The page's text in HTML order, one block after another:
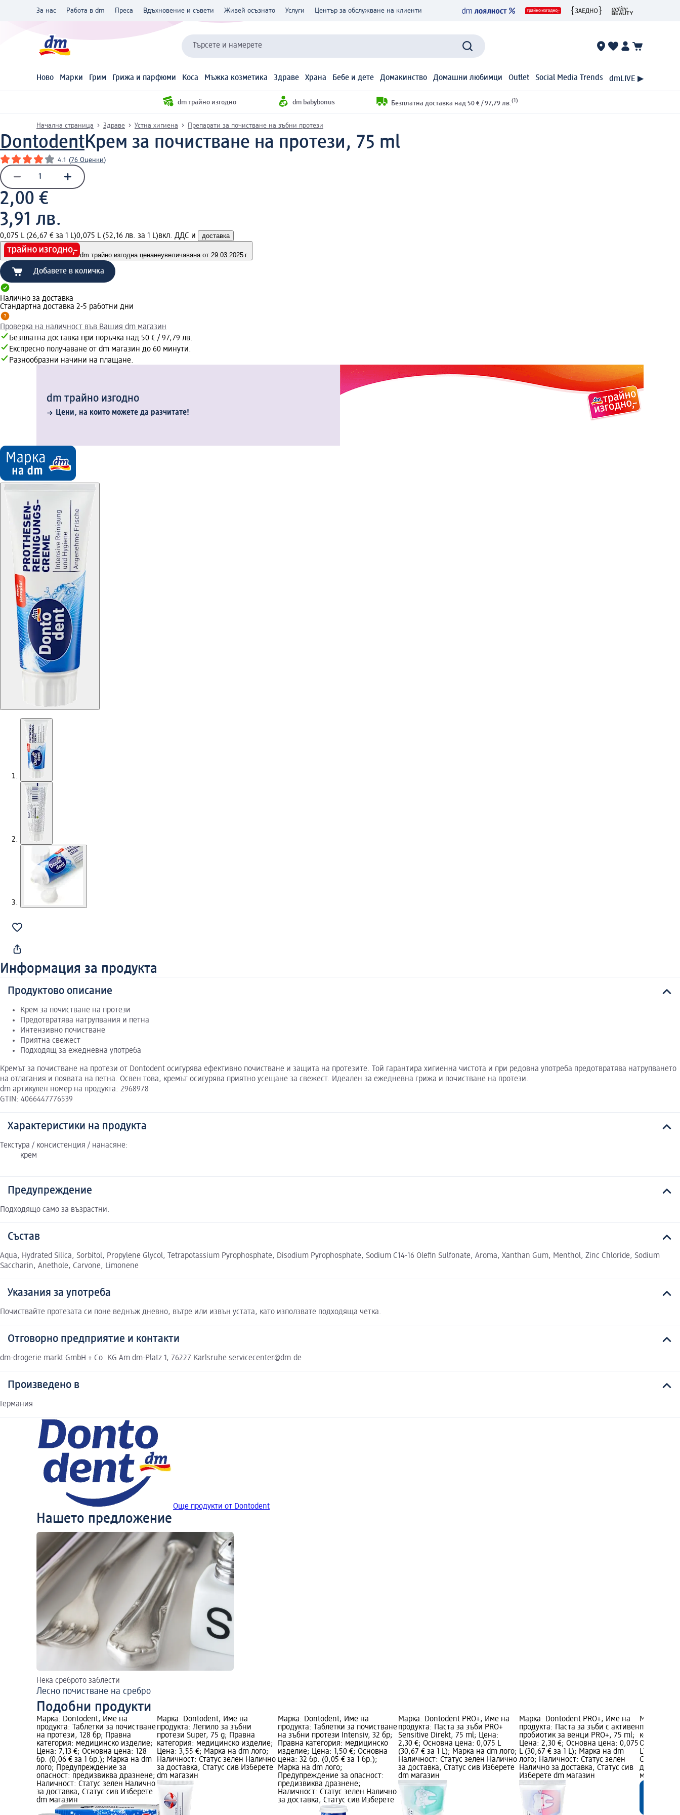
За нас Работа в dm Преса Вдъхновение и съвети Живей осъзнато Услуги Център за обслужване на клиенти
Търсете и намерете
Ново Марки Грим Грижа и парфюми Коса Мъжка козметика Здраве Храна Бебе и дете Домакинство Домашни любимци Outlet Social Media Trends dmLIVE ▶
dm трайно изгодно dm babybonus Безплатна доставка над 50 € / 97,79 лв. (1)
Начална страница Здраве Устна хигиена Препарати за почистване на зъбни протези
DontodentКрем за почистване на протези, 75 ml
4.1 (76 Оценки)
2,00 €
3,91 лв.
0,075 L (26,67 € за 1 L)0,075 L (52,16 лв. за 1 L)вкл. ДДС и доставка
dm трайно изгодна ценанеувеличавана от 29.03.2025 г.
Добавете в количка
Налично за доставка
Стандартна доставка 2-5 работни дни
Проверка на наличност във Вашия dm магазин
Безплатна доставка при поръчка над 50 € / 97,79 лв.
Експресно получаване от dm магазин до 60 минути.
Разнообразни начини на плащане.
dm трайно изгодно
Цени, на които можете да разчитате!
Информация за продукта
Продуктово описание
Крем за почистване на протези
Предотвратява натрупвания и петна
Интензивно почистване
Приятна свежест
Подходящ за ежедневна употреба
Кремът за почистване на протези от Dontodent осигурява ефективно почистване и защита на протезите. Той гарантира хигиенна чистота и при редовна употреба предотвратява натрупването
на отлагания и появата на петна. Освен това, кремът осигурява приятно усещане за свежест. Идеален за ежедневна грижа и почистване на протези.
dm артикулен номер на продукта: 2968978
GTIN: 4066447776539
Характеристики на продукта
Текстура / консистенция / нанасяне:
крем
Предупреждение
Подходящо само за възрастни.
Състав
Aqua, Hydrated Silica, Sorbitol, Propylene Glycol, Tetrapotassium Pyrophosphate, Disodium Pyrophosphate, Sodium C14-16 Olefin Sulfonate, Aroma, Xanthan Gum, Menthol, Zinc Chloride, Sodium
Saccharin, Anethole, Carvone, Limonene
Указания за употреба
Почиствайте протезата си поне веднъж дневно, вътре или извън устата, като използвате подходяща четка.
Отговорно предприятие и контакти
dm-drogerie markt GmbH + Co. KG Am dm-Platz 1, 76227 Karlsruhe servicecenter@dm.de
Произведено в
Германия
Още продукти от Dontodent
Нашето предложение
Нека среброто заблести
Лесно почистване на сребро
Подобни продукти
Марка: Dontodent; Име на
продукта: Таблетки за почистване
на протези, 128 бр; Правна
категория: медицинско изделие;
Цена: 7,13 €; Основна цена: 128
бр. (0,06 € за 1 бр.); Марка на dm
лого; Предупреждение за
опасност: предизвиква дразнене;
Наличност: Статус зелен Налично
за доставка, Статус сив Изберете
dm магазин
Марка: Dontodent; Име на
продукта: Лепило за зъбни
протези Super, 75 g; Правна
категория: медицинско изделие;
Цена: 3,55 €; Марка на dm лого;
Наличност: Статус зелен Налично
за доставка, Статус сив Изберете
dm магазин
Марка: Dontodent; Име на
продукта: Таблетки за почистване
на зъбни протези Intensiv, 32 бр;
Правна категория: медицинско
изделие; Цена: 1,50 €; Основна
цена: 32 бр. (0,05 € за 1 бр.);
Марка на dm лого;
Предупреждение за опасност:
предизвиква дразнене;
Наличност: Статус зелен Налично
за доставка, Статус сив Изберете
Марка: Dontodent PRO+; Име на
продукта: Паста за зъби PRO+
Sensitive Direkt, 75 ml; Цена:
2,30 €; Основна цена: 0,075 L
(30,67 € за 1 L); Марка на dm лого;
Наличност: Статус зелен Налично
за доставка, Статус сив Изберете
dm магазин
Марка: Dontodent PRO+; Име на
продукта: Паста за зъби с активен
пробиотик за венци PRO+, 75 ml;
Цена: 2,30 €; Основна цена: 0,075
L (30,67 € за 1 L); Марка на dm
лого; Наличност: Статус зелен
Налично за доставка, Статус сив
Изберете dm магазин
Марка:
продукта:
Основна
L); Марка
Статус
доставка,
магазин